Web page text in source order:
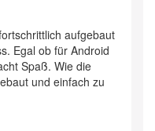
aufgebaut
Egal ob für Android
Spaß. Wie die
und einfach zu